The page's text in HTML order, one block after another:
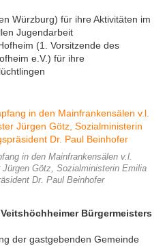
Würzburg) für ihre Aktivitäten im
Jugendarbeit
(1. Vorsitzende des
e.V.) für ihre
in den Mainfrankensälen v.l.
Götz, Sozialministerin Emilia
Dr. Paul Beinhofer
Bürgermeisters
der gastgebenden Gemeinde